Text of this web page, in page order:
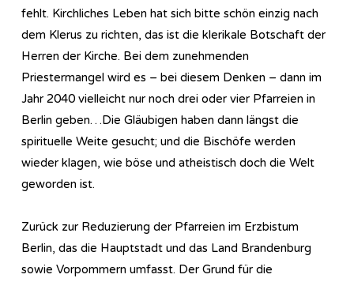
fehlt. Kirchliches Leben hat sich bitte schön einzig nach
dem Klerus zu richten, das ist die klerikale Botschaft der
Herren der Kirche. Bei dem zunehmenden
Priestermangel wird es – bei diesem Denken – dann im
Jahr 2040 vielleicht nur noch drei oder vier Pfarreien in
Berlin geben…Die Gläubigen haben dann längst die
spirituelle Weite gesucht; und die Bischöfe werden
wieder klagen, wie böse und atheistisch doch die Welt
geworden ist.
Zurück zur Reduzierung der Pfarreien im Erzbistum
Berlin, das die Hauptstadt und das Land Brandenburg
sowie Vorpommern umfasst. Der Grund für die